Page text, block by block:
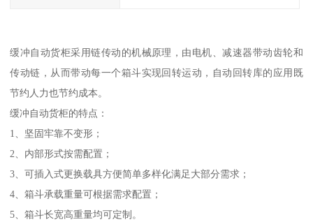
缓冲自动货柜采用链传动的机械原理，由电机、减速器带动齿轮和
传动链，从而带动每一个箱斗实现回转运动，自动回转库的应用既
节约人力也节约成本。
缓冲自动货柜的特点：
1、坚固牢靠不变形；
2、内部形式按需配置；
3、可插入式更换载具方便简单多样化满足大部分需求；
4、箱斗承载重量可根据需求配置；
5、箱斗长宽高重量均可定制。